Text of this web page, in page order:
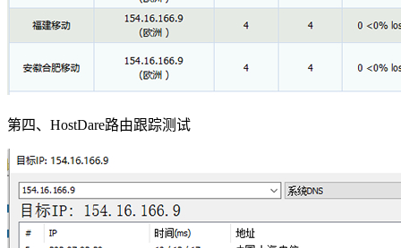
第四、HostDare路由跟踪测试